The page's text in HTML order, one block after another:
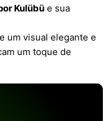
Kulübü e sua
um visual elegante e
um toque de